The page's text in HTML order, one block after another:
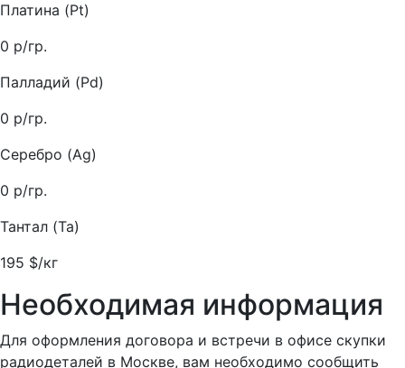
Платина (Pt)
0 р/гр.
Палладий (Pd)
0 р/гр.
Серебро (Ag)
0 р/гр.
Тантал (Ta)
195 $/кг
Необходимая информация
Для оформления договора и встречи в офисе скупки
радиодеталей в Москве, вам необходимо сообщить